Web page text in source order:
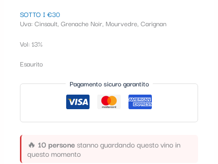
SOTTO I €30
Uva: Cinsault, Grenache Noir, Mourvedre, Carignan
Vol: 13%
Esaurito
Pagamento sicuro garantito
🔥 10 personestanno guardando questo vino in
questo momento